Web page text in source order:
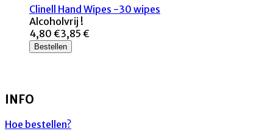
Clinell Hand Wipes -30 wipes
Alcoholvrij !
4,80 €3,85 €
Bestellen
INFO
Hoe bestellen?